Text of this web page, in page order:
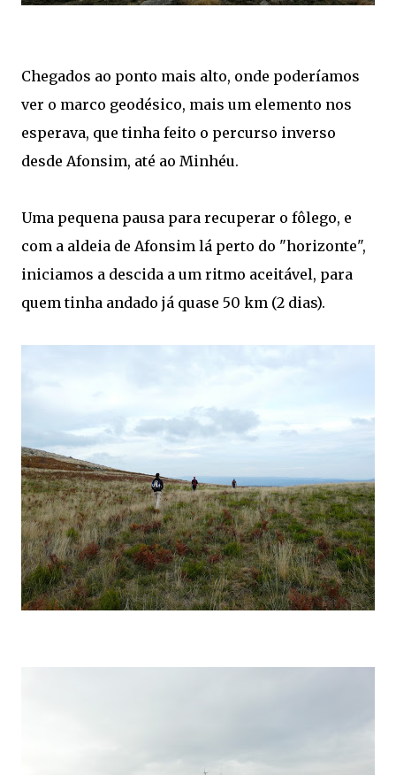
Chegados ao ponto mais alto, onde poderíamos
ver o marco geodésico, mais um elemento nos
esperava, que tinha feito o percurso inverso
desde Afonsim, até ao Minhéu.
Uma pequena pausa para recuperar o fôlego, e
com a aldeia de Afonsim lá perto do "horizonte",
iniciamos a descida a um ritmo aceitável, para
quem tinha andado já quase 50 km (2 dias).